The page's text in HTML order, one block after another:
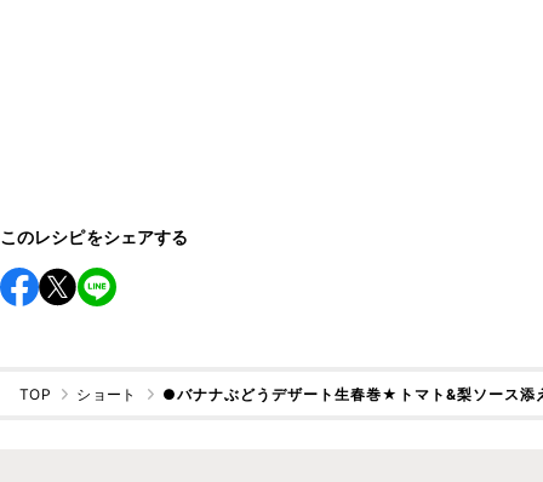
このレシピをシェアする
TOP ショート ●バナナぶどうデザート生春巻★トマト&梨ソース添